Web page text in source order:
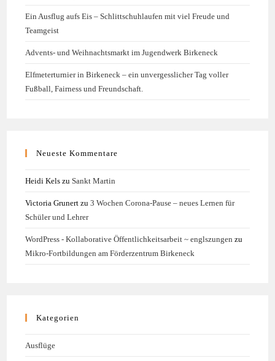
Ein Ausflug aufs Eis – Schlittschuhlaufen mit viel Freude und
Teamgeist
Advents- und Weihnachtsmarkt im Jugendwerk Birkeneck
Elfmeterturnier in Birkeneck – ein unvergesslicher Tag voller
Fußball, Fairness und Freundschaft.
Neueste Kommentare
Heidi Kels zuSankt Martin
Victoria Grunert zu3 Wochen Corona-Pause – neues Lernen für
Schüler und Lehrer
WordPress - Kollaborative Öffentlichkeitsarbeit ~ englszungen zu
Mikro-Fortbildungen am Förderzentrum Birkeneck
Kategorien
Ausflüge